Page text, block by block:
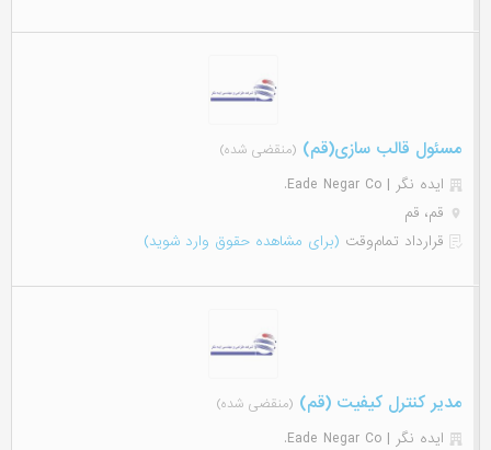
مسئول قالب سازی(قم) (منقضی شده)
ایده نگر | Eade Negar Co.
قم، قم
قرارداد تمام‌وقت (برای مشاهده حقوق وارد شوید)
مدیر کنترل کیفیت (قم) (منقضی شده)
ایده نگر | Eade Negar Co.